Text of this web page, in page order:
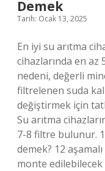
Demek
Tarih: Ocak 13, 2025
En iyi su arıtma
cihazlarında en az
nedeni, değerli
filtrelenen suda
değiştirmek için
Su arıtma
7-8 filtre bulunur.
demek? 12
monte edilebilecek